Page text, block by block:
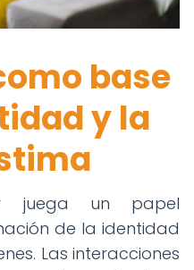
base
y la
juega un papel
de la identidad
Las interacciones